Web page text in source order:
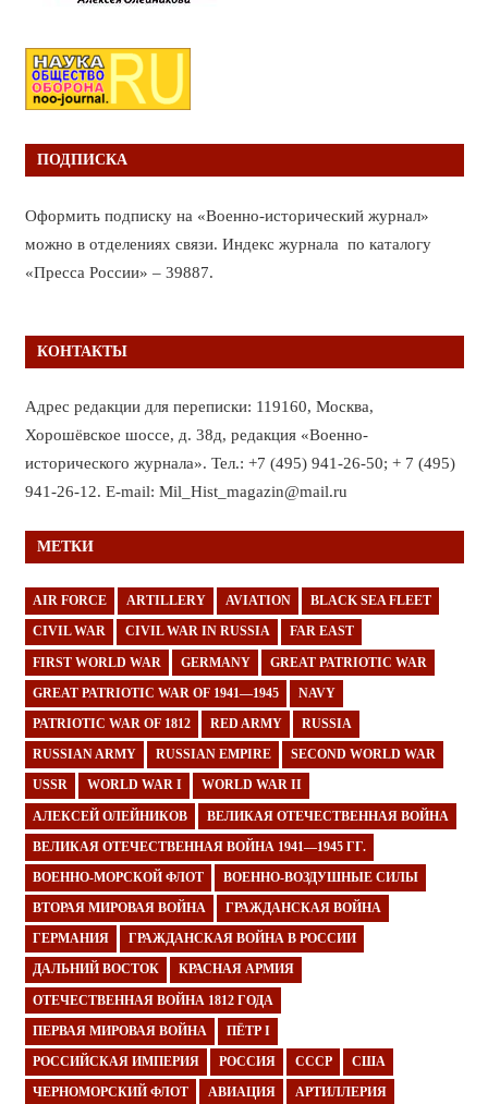
ПОДПИСКА
Оформить подписку на «Военно-исторический журнал»
можно в отделениях связи. Индекс журнала по каталогу
«Пресса России» – 39887.
КОНТАКТЫ
Адрес редакции для переписки: 119160, Москва,
Хорошёвское шоссе, д. 38д, редакция «Военно-
исторического журнала». Тел.: +7 (495) 941-26-50; + 7 (495)
941-26-12. E-mail: Mil_Hist_magazin@mail.ru
МЕТКИ
AIR FORCE ARTILLERY AVIATION BLACK SEA FLEET
CIVIL WAR CIVIL WAR IN RUSSIA FAR EAST
FIRST WORLD WAR GERMANY GREAT PATRIOTIC WAR
GREAT PATRIOTIC WAR OF 1941—1945 NAVY
PATRIOTIC WAR OF 1812 RED ARMY RUSSIA
RUSSIAN ARMY RUSSIAN EMPIRE SECOND WORLD WAR
USSR WORLD WAR I WORLD WAR II
АЛЕКСЕЙ ОЛЕЙНИКОВ ВЕЛИКАЯ ОТЕЧЕСТВЕННАЯ ВОЙНА
ВЕЛИКАЯ ОТЕЧЕСТВЕННАЯ ВОЙНА 1941—1945 ГГ.
ВОЕННО-МОРСКОЙ ФЛОТ ВОЕННО-ВОЗДУШНЫЕ СИЛЫ
ВТОРАЯ МИРОВАЯ ВОЙНА ГРАЖДАНСКАЯ ВОЙНА
ГЕРМАНИЯ ГРАЖДАНСКАЯ ВОЙНА В РОССИИ
ДАЛЬНИЙ ВОСТОК КРАСНАЯ АРМИЯ
ОТЕЧЕСТВЕННАЯ ВОЙНА 1812 ГОДА
ПЕРВАЯ МИРОВАЯ ВОЙНА ПЁТР I
РОССИЙСКАЯ ИМПЕРИЯ РОССИЯ СССР США
ЧЕРНОМОРСКИЙ ФЛОТ АВИАЦИЯ АРТИЛЛЕРИЯ